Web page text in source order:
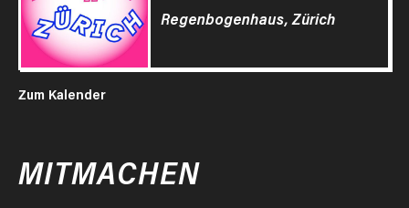
Regenbogenhaus, Zürich
Zum Kalender
MITMACHEN